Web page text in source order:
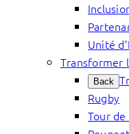
Unité
Transformer
Back
Rugby
Tour de